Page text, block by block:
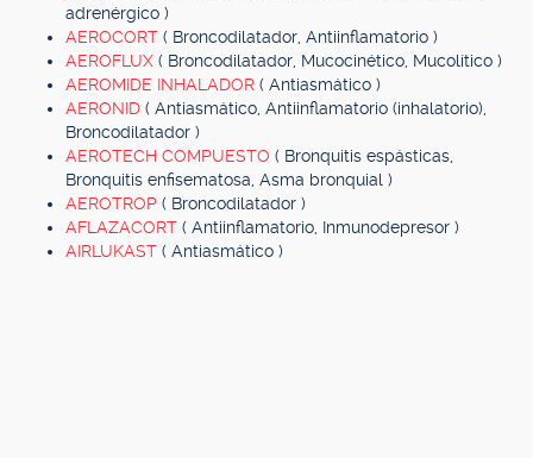
adrenérgico )
AEROCORT ( Broncodilatador, Antiinflamatorio )
AEROFLUX ( Broncodilatador, Mucocinético, Mucolítico )
AEROMIDE INHALADOR ( Antiasmático )
AERONID ( Antiasmático, Antiinflamatorio (inhalatorio),
Broncodilatador )
AEROTECH COMPUESTO ( Bronquitis espásticas,
Bronquitis enfisematosa, Asma bronquial )
AEROTROP ( Broncodilatador )
AFLAZACORT ( Antiinflamatorio, Inmunodepresor )
AIRLUKAST ( Antiasmático )